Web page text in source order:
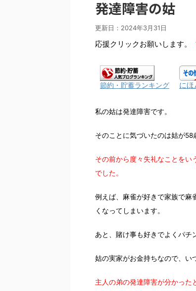
発達障害の姑
更新日： 2024年3月31日
応援クリックお願いします。
節約・貯蓄ランキング に
私の姑は発達障害です。
そのことに気づいたのは姑が58
その前から度々失礼なことをい
でした。
例えば、麻雀が好きで家族で麻
くなってしまいます。
あと、賭け事も好きでよくパチ
姑の実家がお金持ちなので、い
主人の弟の発達障害が分かった